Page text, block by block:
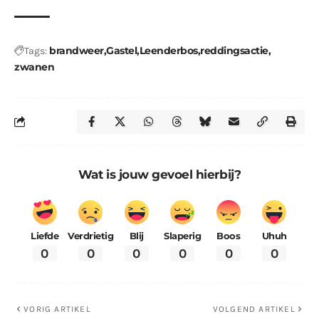
Tags: brandweerGastelLeenderbosreddingsactie
zwanen
Wat is jouw gevoel hierbij?
Liefde
0
Verdrietig
0
Blij
0
Slaperig
0
Boos
0
Uhuh
0
VORIG ARTIKEL VOLGEND ARTIKEL